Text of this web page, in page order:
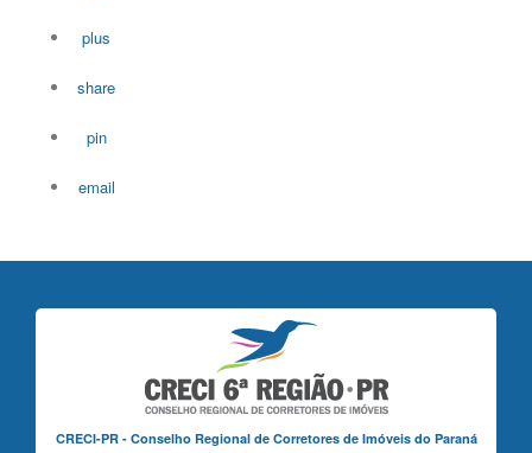
plus
share
pin
email
CRECI-PR - Conselho Regional de Corretores de Imóveis do Paraná